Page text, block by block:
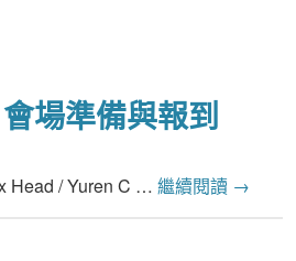
會場準備與報到
Head / Yuren C … 繼續閱讀 →